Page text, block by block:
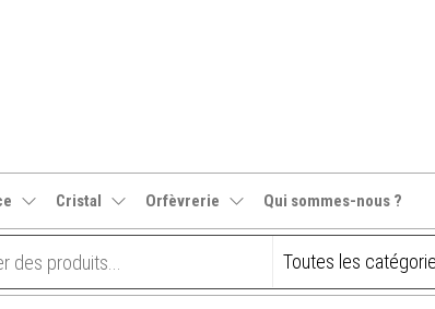
Cristal Orfèvrerie Qui sommes-nous ?